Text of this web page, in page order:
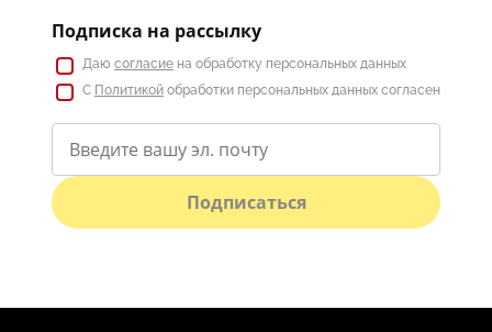
Подписка на рассылку
Даю согласие на обработку персональных данных
С Политикой обработки персональных данных согласен
Подписаться